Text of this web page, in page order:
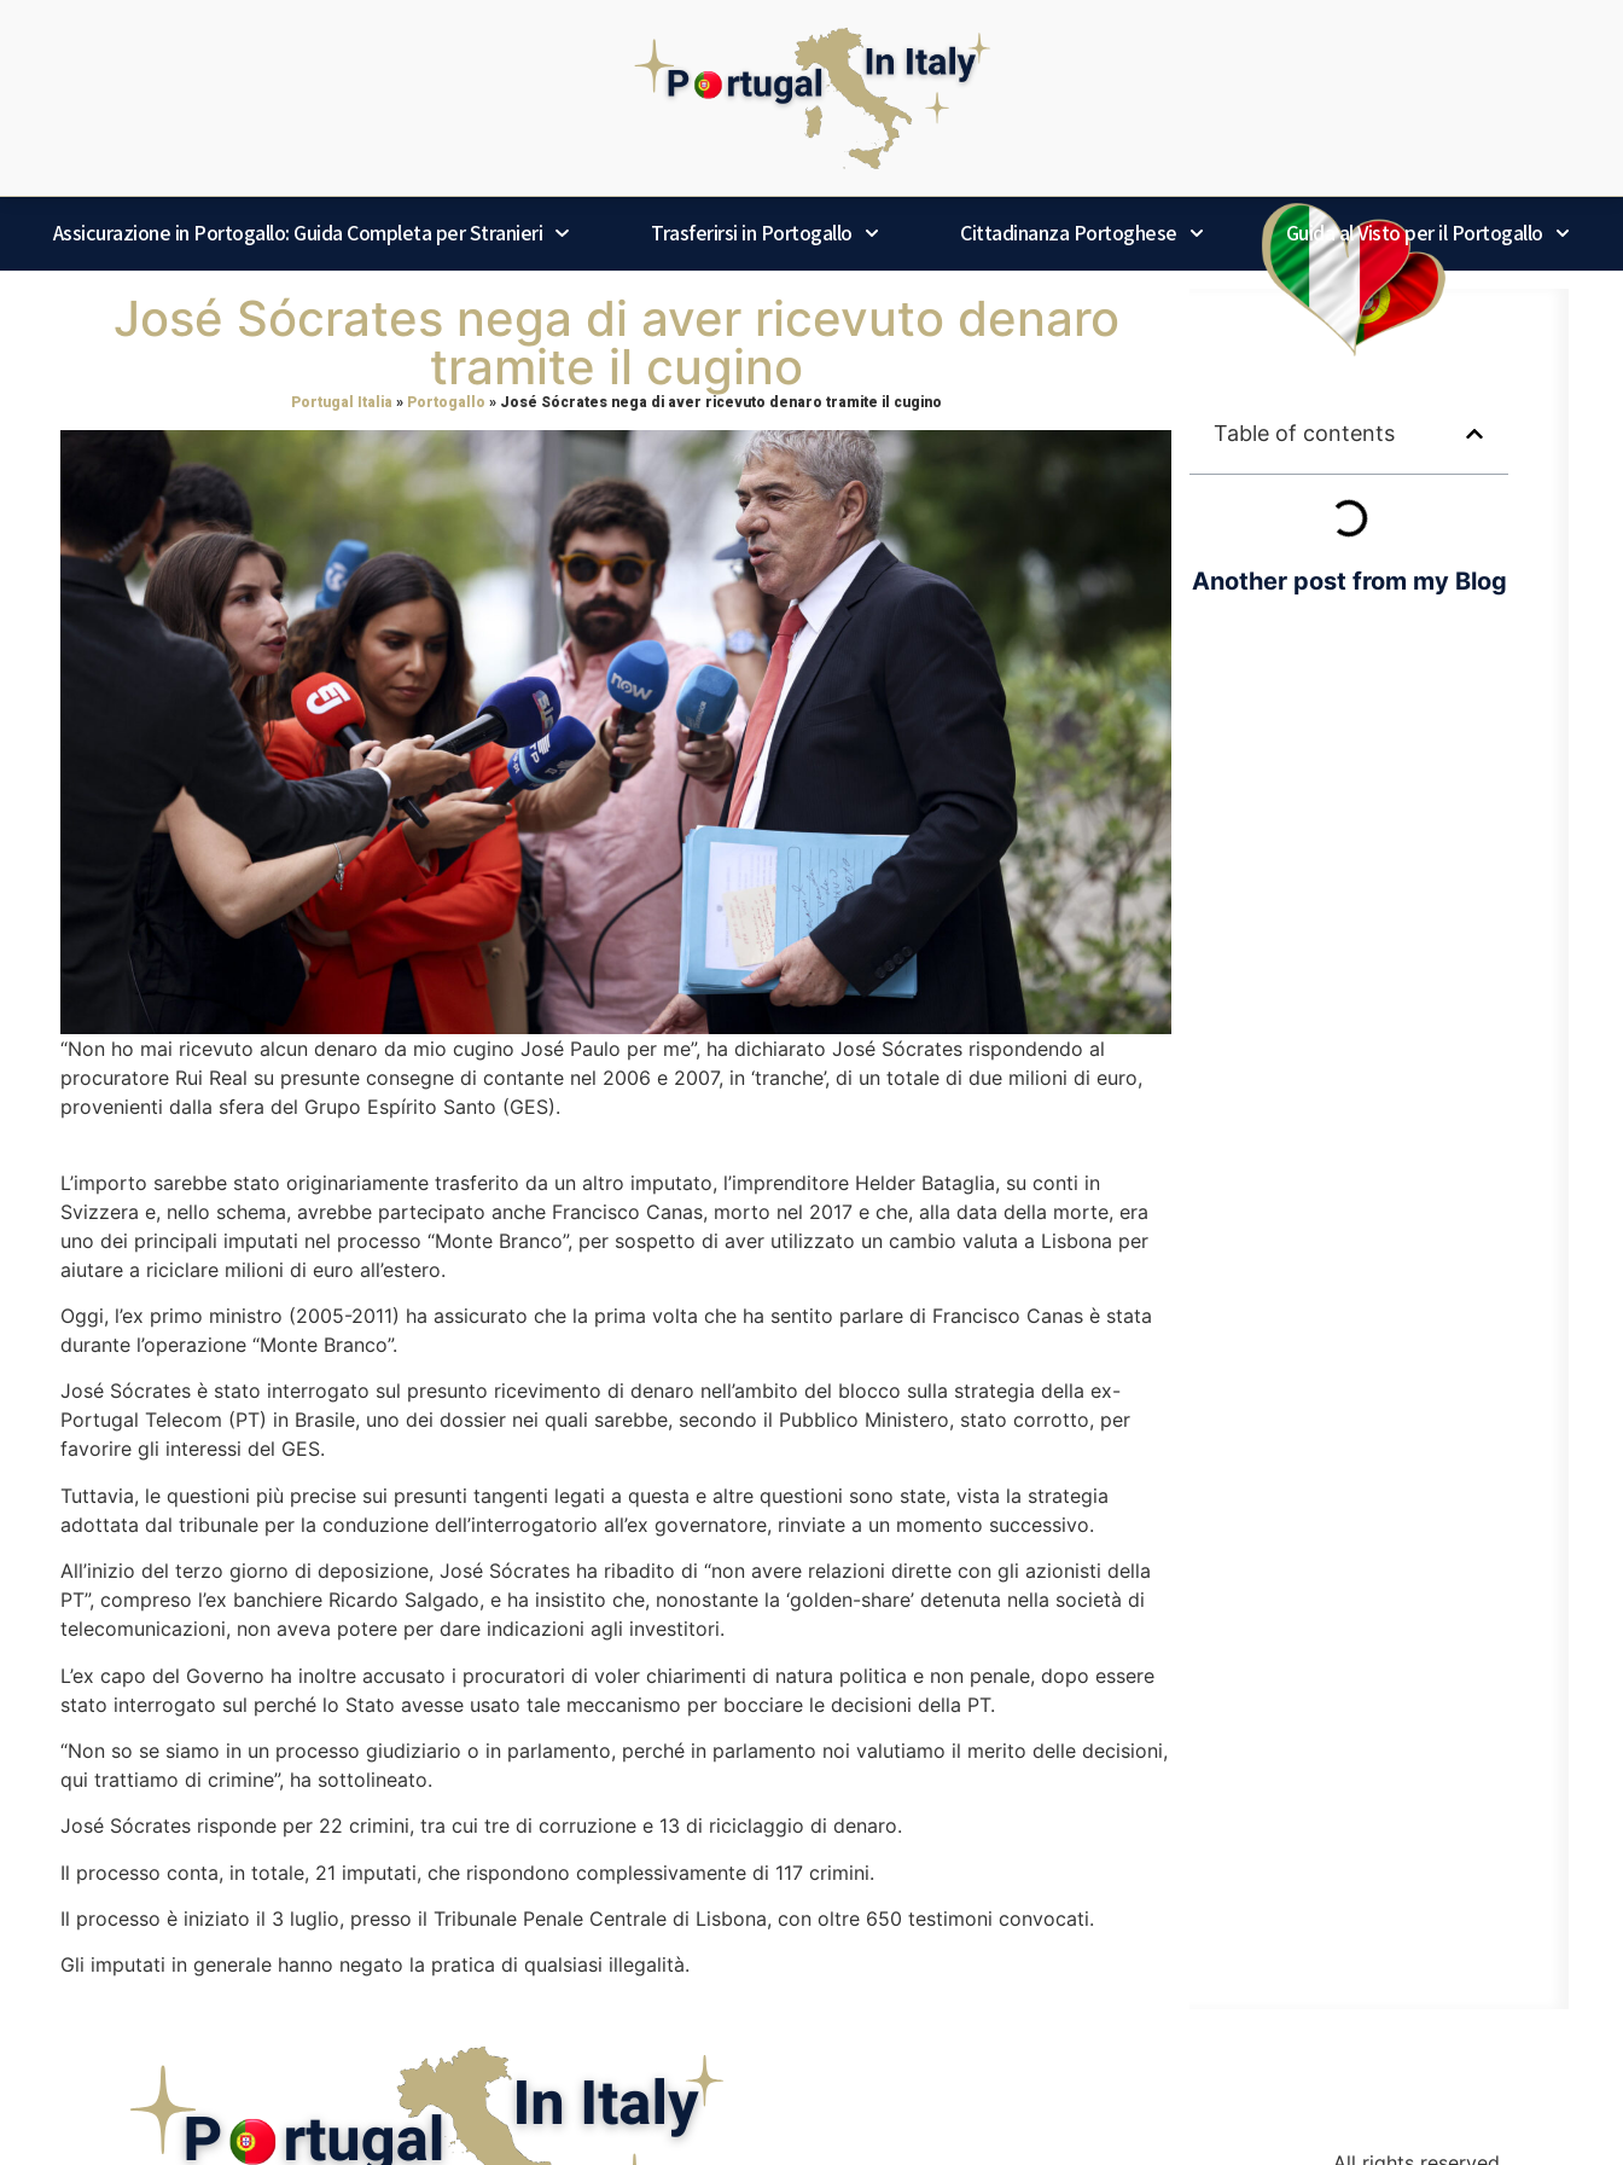
Assicurazione in Portogallo: Guida Completa per Stranieri Trasferirsi in Portogallo Cittadinanza Portoghese Guida al Visto per il Portogallo
José Sócrates nega di aver ricevuto denaro
tramite il cugino
Portugal Italia » Portogallo » José Sócrates nega di aver ricevuto denaro tramite il cugino
“Non ho mai ricevuto alcun denaro da mio cugino José Paulo per me”, ha dichiarato José Sócrates rispondendo al
procuratore Rui Real su presunte consegne di contante nel 2006 e 2007, in ‘tranche’, di un totale di due milioni di euro,
provenienti dalla sfera del Grupo Espírito Santo (GES).
L’importo sarebbe stato originariamente trasferito da un altro imputato, l’imprenditore Helder Bataglia, su conti in
Svizzera e, nello schema, avrebbe partecipato anche Francisco Canas, morto nel 2017 e che, alla data della morte, era
uno dei principali imputati nel processo “Monte Branco”, per sospetto di aver utilizzato un cambio valuta a Lisbona per
aiutare a riciclare milioni di euro all’estero.
Oggi, l’ex primo ministro (2005-2011) ha assicurato che la prima volta che ha sentito parlare di Francisco Canas è stata
durante l’operazione “Monte Branco”.
José Sócrates è stato interrogato sul presunto ricevimento di denaro nell’ambito del blocco sulla strategia della ex-
Portugal Telecom (PT) in Brasile, uno dei dossier nei quali sarebbe, secondo il Pubblico Ministero, stato corrotto, per
favorire gli interessi del GES.
Tuttavia, le questioni più precise sui presunti tangenti legati a questa e altre questioni sono state, vista la strategia
adottata dal tribunale per la conduzione dell’interrogatorio all’ex governatore, rinviate a un momento successivo.
All’inizio del terzo giorno di deposizione, José Sócrates ha ribadito di “non avere relazioni dirette con gli azionisti della
PT”, compreso l’ex banchiere Ricardo Salgado, e ha insistito che, nonostante la ‘golden-share’ detenuta nella società di
telecomunicazioni, non aveva potere per dare indicazioni agli investitori.
L’ex capo del Governo ha inoltre accusato i procuratori di voler chiarimenti di natura politica e non penale, dopo essere
stato interrogato sul perché lo Stato avesse usato tale meccanismo per bocciare le decisioni della PT.
“Non so se siamo in un processo giudiziario o in parlamento, perché in parlamento noi valutiamo il merito delle decisioni,
qui trattiamo di crimine”, ha sottolineato.
José Sócrates risponde per 22 crimini, tra cui tre di corruzione e 13 di riciclaggio di denaro.
Il processo conta, in totale, 21 imputati, che rispondono complessivamente di 117 crimini.
Il processo è iniziato il 3 luglio, presso il Tribunale Penale Centrale di Lisbona, con oltre 650 testimoni convocati.
Gli imputati in generale hanno negato la pratica di qualsiasi illegalità.
Table of contents
Another post from my Blog